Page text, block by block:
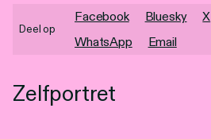
Zelfportret
Deel op
Facebook Bluesky X
WhatsApp
Email
Over SLAA
Vacatures
Locaties